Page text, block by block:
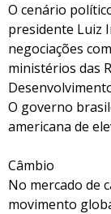
O cenário
presidente Luiz
negociações
ministérios das
O governo
americana de
Câmbio
No mercado de
movimento